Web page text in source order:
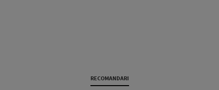
RECOMANDARI